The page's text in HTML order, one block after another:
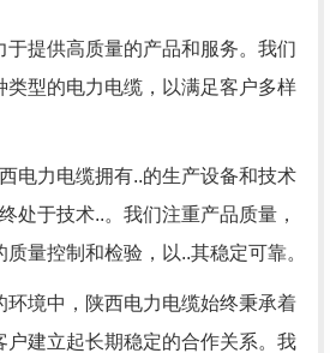
于提供高质量的产品和服务。我们
类型的电力电缆，以满足客户多样
电力电缆拥有..的生产设备和技术
处于技术..。我们注重产品质量，
量控制和检验，以..其稳定可靠。
环境中，陕西电力电缆始终秉承着
户建立起长期稳定的合作关系。我